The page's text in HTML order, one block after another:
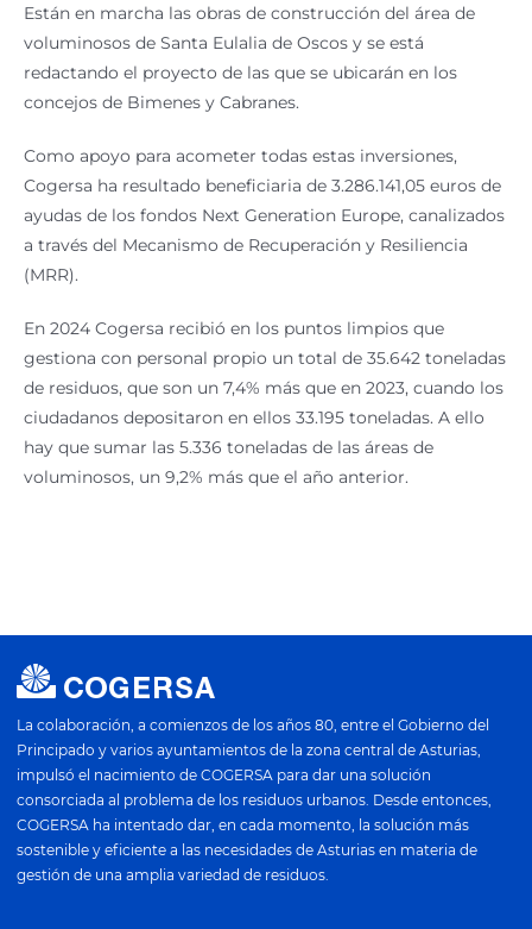
Están en marcha las obras de construcción del área de
voluminosos de Santa Eulalia de Oscos y se está
redactando el proyecto de las que se ubicarán en los
concejos de Bimenes y Cabranes.
Como apoyo para acometer todas estas inversiones,
Cogersa ha resultado beneficiaria de 3.286.141,05 euros de
ayudas de los fondos Next Generation Europe, canalizados
a través del Mecanismo de Recuperación y Resiliencia
(MRR).
En 2024 Cogersa recibió en los puntos limpios que
gestiona con personal propio un total de 35.642 toneladas
de residuos, que son un 7,4% más que en 2023, cuando los
ciudadanos depositaron en ellos 33.195 toneladas. A ello
hay que sumar las 5.336 toneladas de las áreas de
voluminosos, un 9,2% más que el año anterior.
La colaboración, a comienzos de los años 80, entre el Gobierno del
Principado y varios ayuntamientos de la zona central de Asturias,
impulsó el nacimiento de COGERSA para dar una solución
consorciada al problema de los residuos urbanos. Desde entonces,
COGERSA ha intentado dar, en cada momento, la solución más
sostenible y eficiente a las necesidades de Asturias en materia de
gestión de una amplia variedad de residuos.